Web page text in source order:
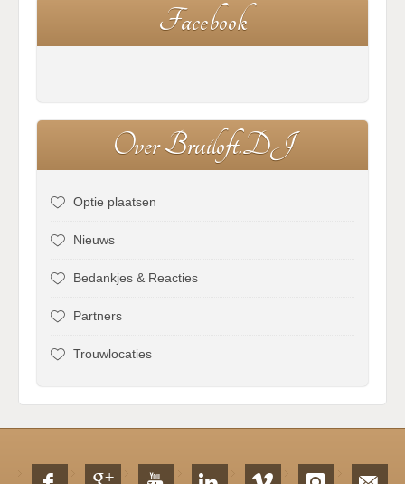
Facebook
OverBruiloft.DJ
Optie plaatsen
Nieuws
Bedankjes & Reacties
Partners
Trouwlocaties